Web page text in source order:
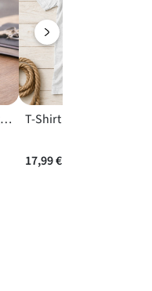
Mug Pompier - cadeau original anniversaire pompier pour rendre hommage à son engagement
17,99 €